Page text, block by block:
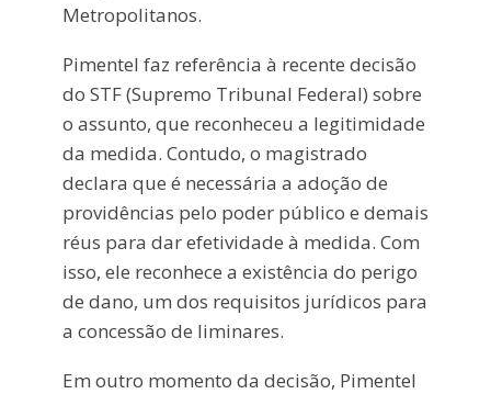
Metropolitanos.
Pimentel faz referência à recente decisão
do STF (Supremo Tribunal Federal) sobre
o assunto, que reconheceu a legitimidade
da medida. Contudo, o magistrado
declara que é necessária a adoção de
providências pelo poder público e demais
réus para dar efetividade à medida. Com
isso, ele reconhece a existência do perigo
de dano, um dos requisitos jurídicos para
a concessão de liminares.
Em outro momento da decisão, Pimentel